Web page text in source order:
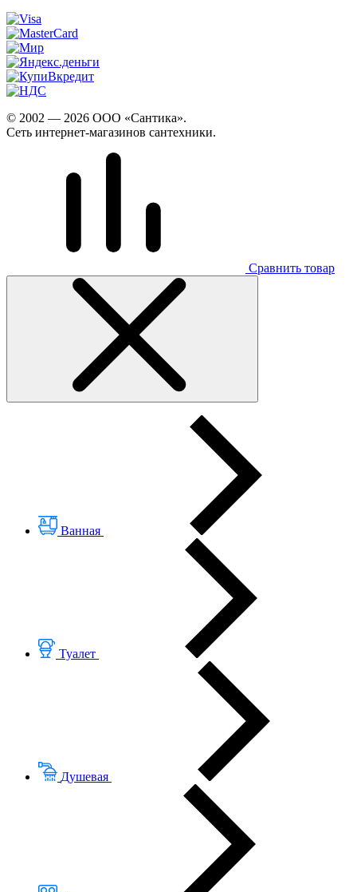
© 2002 — 2026 ООО «Сантика».
Сеть интернет-магазинов сантехники.
Сравнить товар
Ванная
Туалет
Душевая